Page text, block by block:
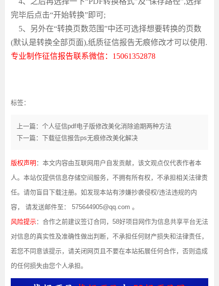
完毕后点击“开始转换”即可;
5、另外在“转换页数范围”中还可选择想要转换的页数
(默认是转换全部页面),纸质征信报告无痕修改才可以使用 .
专业制作征信报告联系微信： 15061352878
标签：
上一篇：个人征信pdf电子版修改美化消除逾期两种方法
下一篇：下载征信报告ps无痕修改美化解决
版权声明 ：本文内容由互联网用户自发贡献，该文观点仅代表作者本
人。本站仅提供信息存储空间服务，不拥有所有权，不承担相关法律责
任。请勿盲目下载注册。如发现本站有涉嫌抄袭侵权/违法违规的内
容， 请发送邮件至： 575644905@qq.com 。
风险提示：合作之前建议签订合同，58好项目网作为信息共享平台无法
对信息的真实性及准确性做出判断，不承担任何财产损失和法律责任，
若您不同意该提示，请关闭网页且不要在本站拓展任何合作，否则造成
的任何损失由您个人承担。